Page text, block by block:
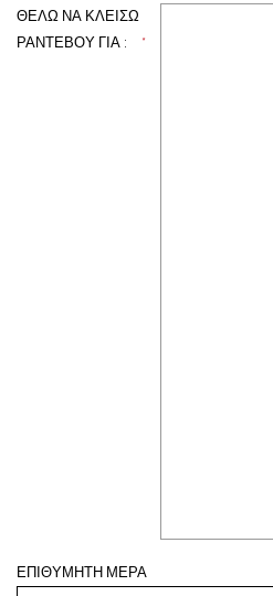
ΘΕΛΩ ΝΑ ΚΛΕΙΣΩ
ΡΑΝΤΕΒΟΥ ΓΙΑ :
ΕΠΙΘΥΜΗΤΗ ΜΕΡΑ